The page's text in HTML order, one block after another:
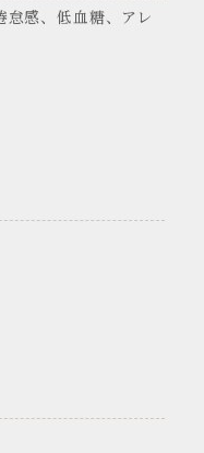
感、低血糖、アレ